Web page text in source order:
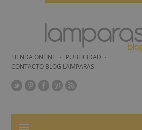
TIENDA ONLINE
PUBLICIDAD
CONTACTO BLOG LAMPARAS